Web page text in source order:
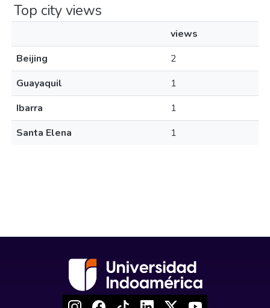
Top city views
views
Beijing
2
Guayaquil
1
Ibarra
1
Santa Elena
1